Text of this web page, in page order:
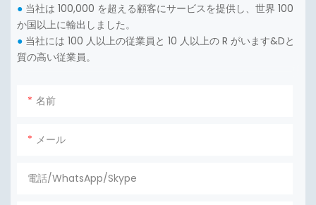
● 当社は 100,000 を超える顧客にサービスを提供し、世界 100
か国以上に輸出しました。
● 当社には 100 人以上の従業員と 10 人以上の R がいます&Dと
質の高い従業員。
名前
メール
電話/WhatsApp/Skype